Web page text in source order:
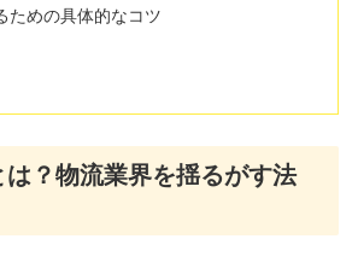
ための具体的なコツ
は？物流業界を揺るがす法